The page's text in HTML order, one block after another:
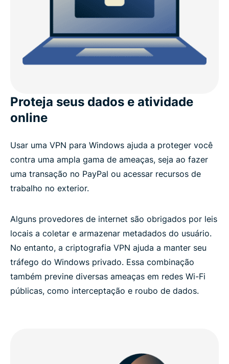
Por que você precisa de uma VPN em um
dispositivo Windows?
Recursos avançados da ExpressVPN para
O que as pessoas estão dizendo sobre a
ExpressVPN
Perguntas frequentes: VPN para Windows PC
Experimente a ExpressVPN sem riscos
Proteja seus dados e atividade
online
Usar uma VPN para Windows ajuda a proteger você
contra uma ampla gama de ameaças, seja ao fazer
uma transação no PayPal ou acessar recursos de
trabalho no exterior.
Alguns provedores de internet são obrigados por leis
locais a coletar e armazenar metadados do usuário.
No entanto, a criptografia VPN ajuda a manter seu
tráfego do Windows privado. Essa combinação
também previne diversas ameaças em redes Wi-Fi
públicas, como interceptação e roubo de dados.